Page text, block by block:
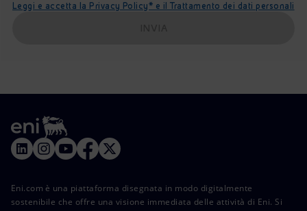
Leggi e accetta la Privacy Policy* e il Trattamento dei dati personali
Eni.com è una piattaforma disegnata in modo digitalmente
sostenibile che offre una visione immediata delle attività di Eni. Si